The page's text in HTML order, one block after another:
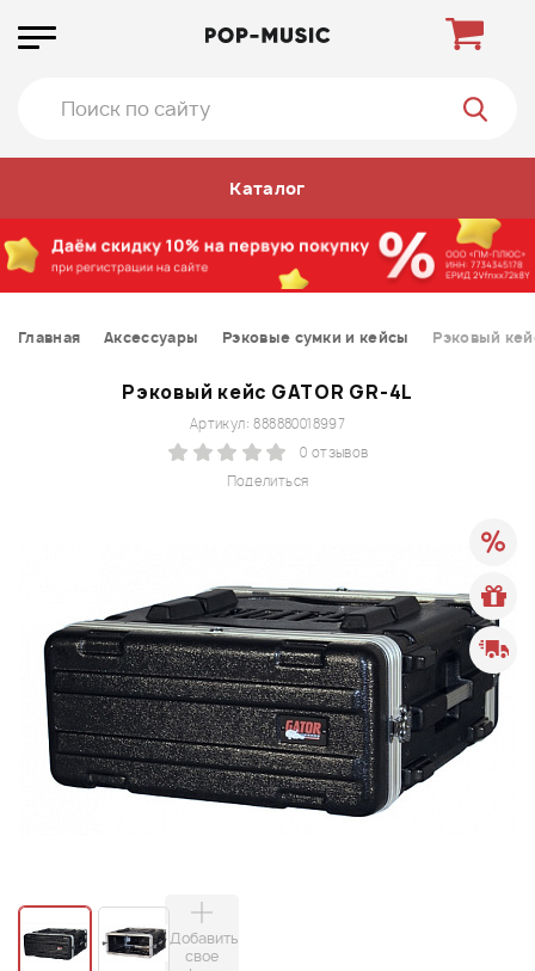
Каталог
Главная Аксессуары Рэковые сумки и кейсы Рэковый
Рэковый кейс GATOR GR-4L
Поделиться
Артикул: 888880018997
0 отзывов
Добавить
свое